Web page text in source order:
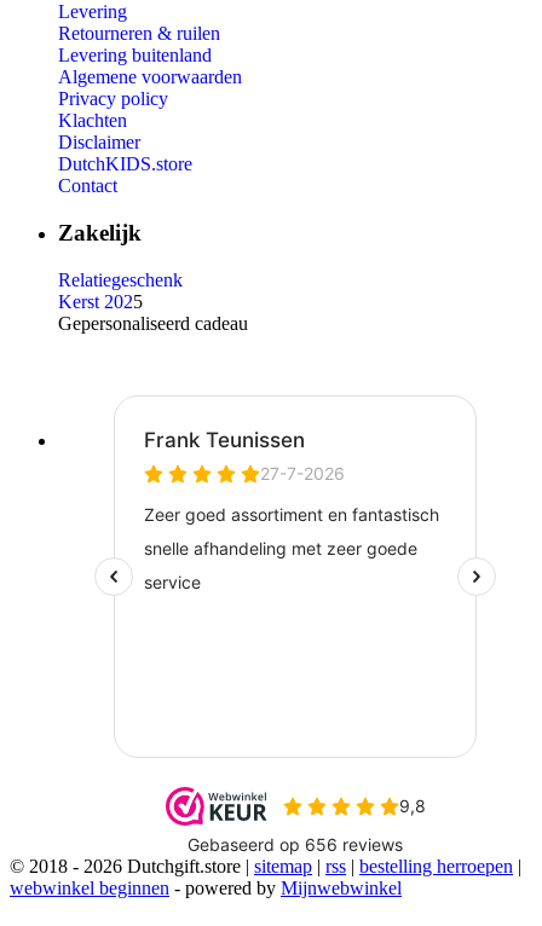
Levering
Retourneren & ruilen
Levering buitenland
Algemene voorwaarden
Privacy policy
Klachten
Disclaimer
DutchKIDS.store
Contact
Zakelijk
Relatiegeschenk
Kerst 2025
Gepersonaliseerd cadeau
© 2018 - 2026 Dutchgift.store | sitemap | rss | bestelling herroepen |
webwinkel beginnen - powered by Mijnwebwinkel